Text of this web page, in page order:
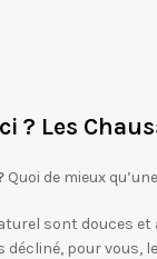
? Les
Quoi de mieux
sont douces et
décliné, pour vous,